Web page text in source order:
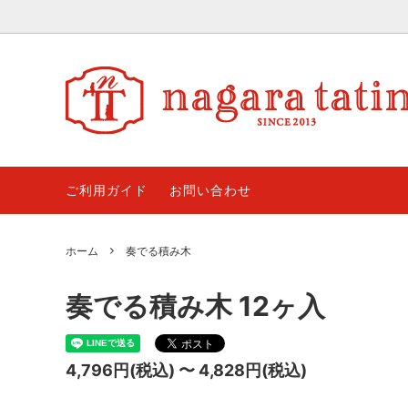
奏でる積み木
ご利用ガイド お問い合わせ
ホーム 奏でる積み木
奏でる積み木 12ヶ入
4,796円(税込) 〜 4,828円(税込)